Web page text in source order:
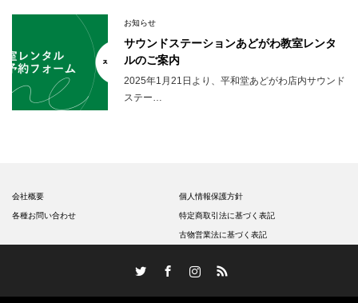
お知らせ
サウンドステーションあどがわ教室レンタ
ルのご案内
2025年1月21日より、平和堂あどがわ店内サウンド
ステー…
会社概要
各種お問い合わせ
個人情報保護方針
特定商取引法に基づく表記
古物営業法に基づく表記
InstagramRSS